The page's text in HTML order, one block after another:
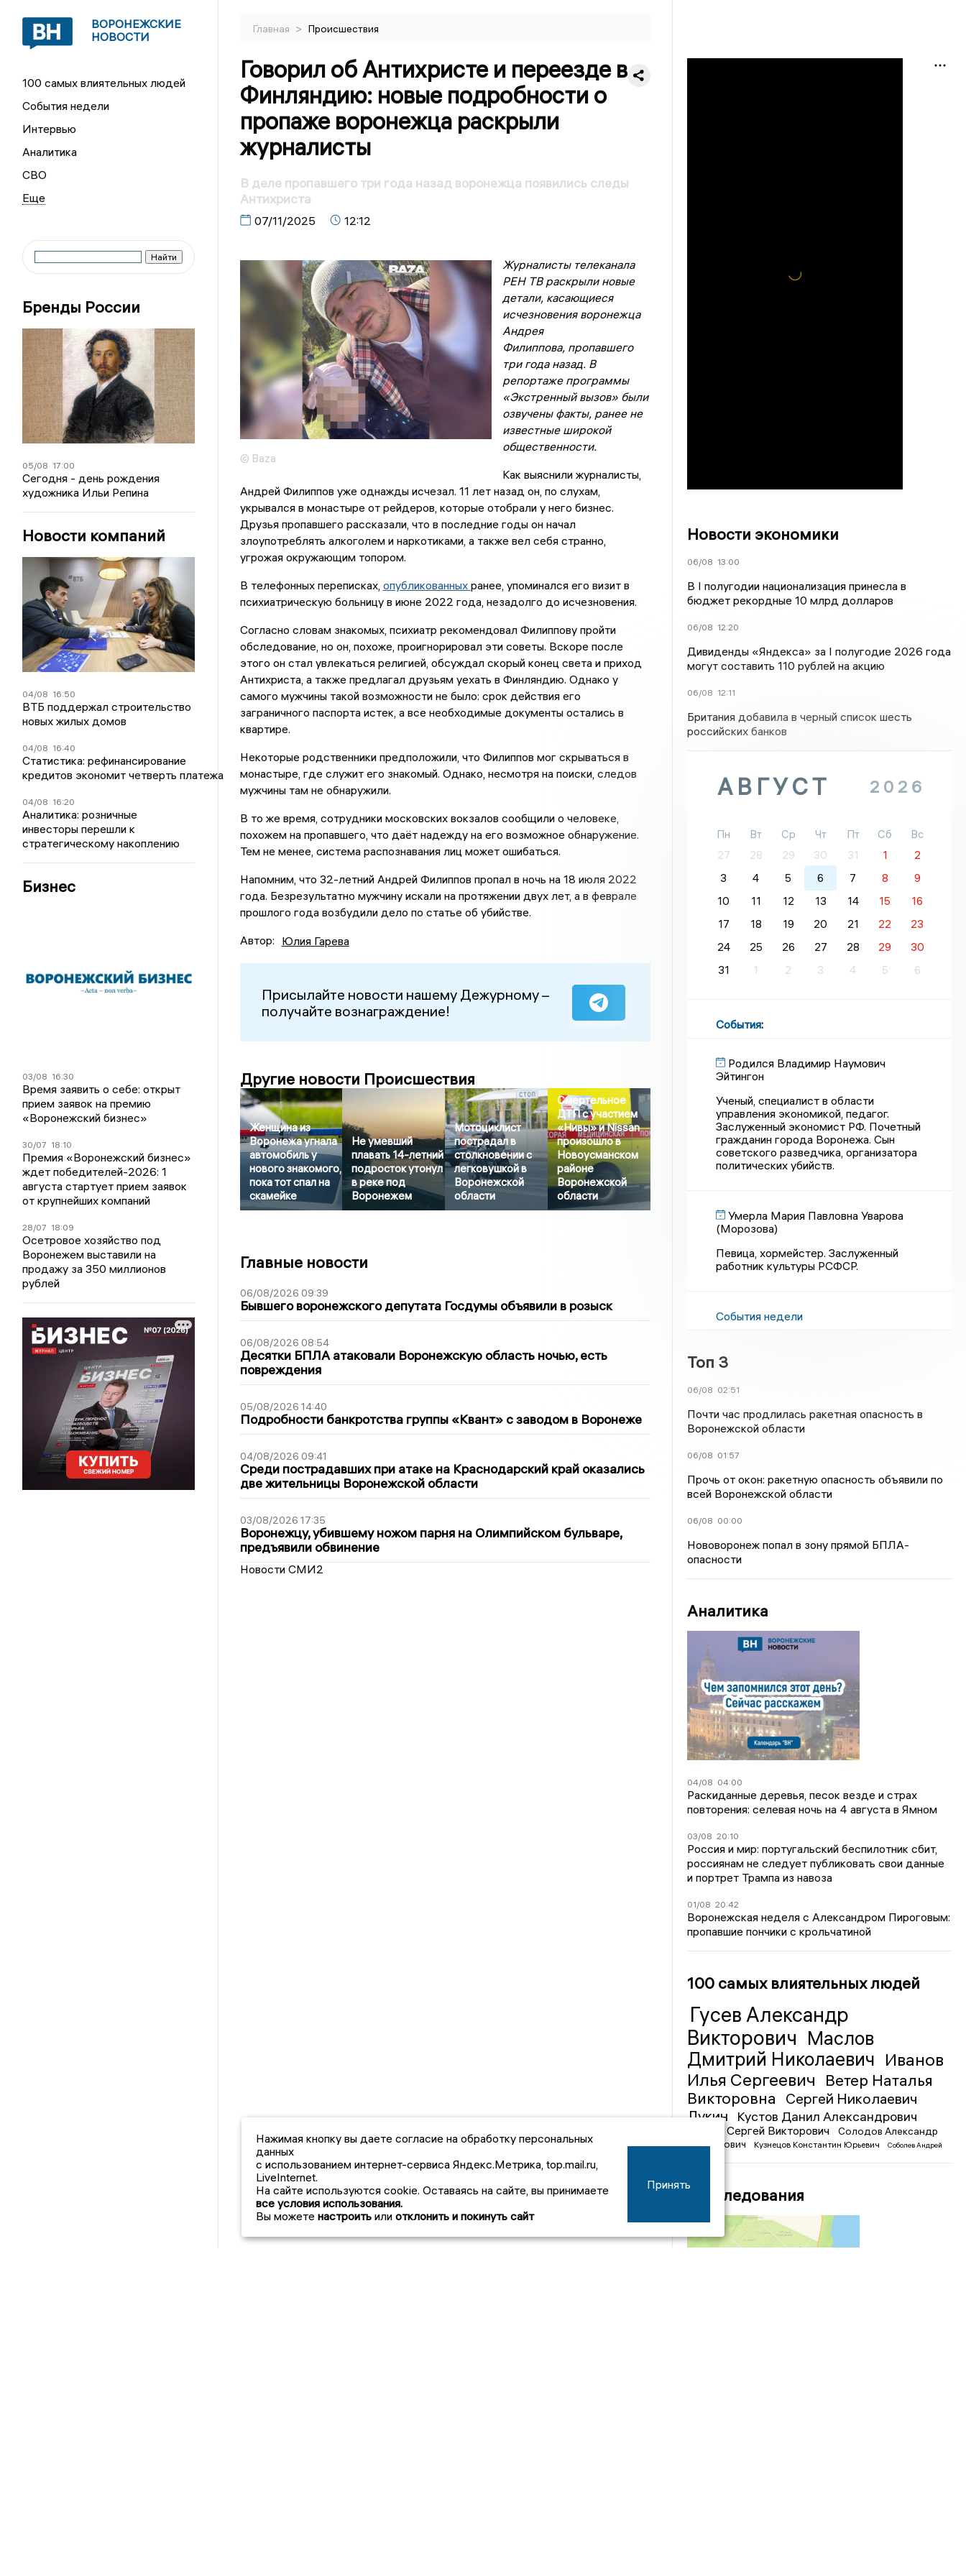
ВОРОНЕЖСКИЕ
НОВОСТИ
100 самых влиятельных людей
События недели
Интервью
Аналитика
СВО
Бренды России
05/08 17:00
Сегодня - день рождения
художника Ильи Репина
Новости компаний
04/08 16:50
ВТБ поддержал строительство
новых жилых домов
04/08 16:40
Статистика: рефинансирование
кредитов экономит четверть платежа
04/08 16:20
Аналитика: розничные
инвесторы перешли к
стратегическому накоплению
Бизнес
03/08 16:30
Время заявить о себе: открыт
прием заявок на премию
«Воронежский бизнес»
30/07 18:10
Премия «Воронежский бизнес»
ждет победителей-2026: 1
августа стартует прием заявок
от крупнейших компаний
28/07 18:09
Осетровое хозяйство под
Воронежем выставили на
продажу за 350 миллионов
рублей
Главная > Происшествия
Говорил об Антихристе и переезде в
Финляндию: новые подробности о
пропаже воронежца раскрыли
журналисты
В деле пропавшего три года назад воронежца появились следы
Антихриста
07/11/2025 12:12
© Baza
Журналисты телеканала
РЕН ТВ раскрыли новые
детали, касающиеся
исчезновения воронежца
Андрея
Филиппова, пропавшего
три года назад. В
репортаже программы
«Экстренный вызов» были
озвучены факты, ранее не
известные широкой
общественности.
Как выяснили журналисты,
Андрей Филиппов уже однажды исчезал. 11 лет назад он, по слухам,
укрывался в монастыре от рейдеров, которые отобрали у него бизнес.
Друзья пропавшего рассказали, что в последние годы он начал
злоупотреблять алкоголем и наркотиками, а также вел себя странно,
угрожая окружающим топором.
В телефонных переписках, опубликованных ранее, упоминался его визит в
психиатрическую больницу в июне 2022 года, незадолго до исчезновения.
Согласно словам знакомых, психиатр рекомендовал Филиппову пройти
обследование, но он, похоже, проигнорировал эти советы. Вскоре после
этого он стал увлекаться религией, обсуждал скорый конец света и приход
Антихриста, а также предлагал друзьям уехать в Финляндию. Однако у
самого мужчины такой возможности не было: срок действия его
заграничного паспорта истек, а все необходимые документы остались в
квартире.
Некоторые родственники предположили, что Филиппов мог скрываться в
монастыре, где служит его знакомый. Однако, несмотря на поиски, следов
мужчины там не обнаружили.
В то же время, сотрудники московских вокзалов сообщили о человеке,
похожем на пропавшего, что даёт надежду на его возможное обнаружение.
Тем не менее, система распознавания лиц может ошибаться.
Напомним, что 32-летний Андрей Филиппов пропал в ночь на 18 июля 2022
года. Безрезультатно мужчину искали на протяжении двух лет, а в феврале
прошлого года возбудили дело по статье об убийстве.
Автор: Юлия Гарева
Присылайте новости нашему Дежурному –
получайте вознаграждение!
Другие новости Происшествия
Женщина из
Воронежа угнала
автомобиль у
нового знакомого,
пока тот спал на
скамейке
Не умевший
плавать 14-летний
подросток утонул
в реке под
Воронежем
Мотоциклист
пострадал в
столкновении с
легковушкой в
Воронежской
области
Смертельное
ДТП с участием
«Нивы» и Nissan
произошло в
Новоусманском
районе
Воронежской
области
Главные новости
06/08/2026 09:39
Бывшего воронежского депутата Госдумы объявили в розыск
06/08/2026 08:54
Десятки БПЛА атаковали Воронежскую область ночью, есть
повреждения
05/08/2026 14:40
Подробности банкротства группы «Квант» с заводом в Воронеже
04/08/2026 09:41
Среди пострадавших при атаке на Краснодарский край оказались
две жительницы Воронежской области
03/08/2026 17:35
Воронежцу, убившему ножом парня на Олимпийском бульваре,
предъявили обвинение
Новости СМИ2
Новости экономики
06/08 13:00
В I полугодии национализация принесла в
бюджет рекордные 10 млрд долларов
06/08 12:20
Дивиденды «Яндекса» за I полугодие 2026 года
могут составить 110 рублей на акцию
06/08 12:11
Британия добавила в черный список шесть
российских банков
АВГУСТ 2026
Пн Вт Ср Чт Пт Сб
Вс
27
28 29 30 31 1
2
3
4 5 6 7 8
9
10
11 12 13 14 15
16
17
18 19 20 21 22
23
24
25 26 27 28 29
30
31
1 2 3 4 5 6
События:
Родился Владимир Наумович
Эйтингон
Ученый, специалист в области
управления экономикой, педагог.
Заслуженный экономист РФ. Почетный
гражданин города Воронежа. Сын
советского разведчика, организатора
политических убийств.
Умерла Мария Павловна Уварова
(Морозова)
Певица, хормейстер. Заслуженный
работник культуры РСФСР.
События недели
Топ 3
06/08 02:51
Почти час продлилась ракетная опасность в
Воронежской области
06/08 01:57
Прочь от окон: ракетную опасность объявили по
всей Воронежской области
06/08 00:00
Нововоронеж попал в зону прямой БПЛА-
опасности
Аналитика
04/08 04:00
Раскиданные деревья, песок везде и страх
повторения: селевая ночь на 4 августа в Ямном
03/08 20:10
Россия и мир: португальский беспилотник сбит,
россиянам не следует публиковать свои данные
и портрет Трампа из навоза
01/08 20:42
Воронежская неделя с Александром Пироговым:
пропавшие пончики с крольчатиной
100 самых влиятельных людей
Гусев Александр
Викторович Маслов
Дмитрий Николаевич Иванов
Илья Сергеевич
Ветер Наталья
Викторовна
Сергей Николаевич
Лукин
Кустов Данил Александрович
Чижов Сергей Викторович
Солодов Александр
Михайлович
Кузнецов Константин Юрьевич
Соболев Андрей
Расследования
Нажимая кнопку вы даете согласие на обработку персональных
данных
с использованием интернет-сервиса Яндекс.Метрика, top.mail.ru,
LiveInternet.
На сайте используются cookie. Оставаясь на сайте, вы принимаете
все условия использования.
Вы можете настроить или отклонить и покинуть сайт
Принять